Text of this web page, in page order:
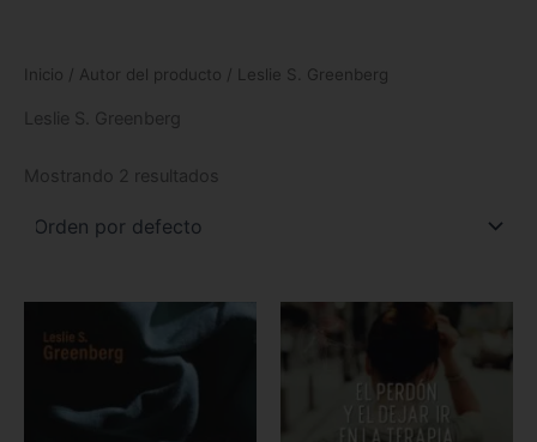
Inicio / Autor del producto / Leslie S. Greenberg
Leslie S. Greenberg
Mostrando 2 resultados